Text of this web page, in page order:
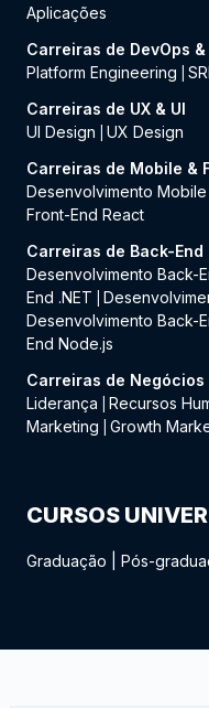
Aplicações
Carreiras de DevOps
Platform Engineering
Carreiras de UX & UI
UI Design
UX Design
Carreiras de Mobile &
Desenvolvimento
Front-End React
Carreiras de Back-End
Desenvolvimento Back-
End .NET
Desenvolvimento Back-
End Node.js
Carreiras de Negócios
Liderança
Recursos
Marketing
Growth
CURSOS
Graduação Pós-